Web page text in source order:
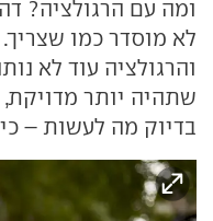
ומה עם הרגולציה?
לא מוסדר כמו
והרגולציה עוד לא
שתהיה יותר
בדיוק מה לעשות –